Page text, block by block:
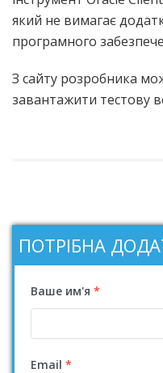
який не вимагає
програмного
З сайту розробника
завантажити тестову
ПОТРІБНА
Ваше им'я *
Email *